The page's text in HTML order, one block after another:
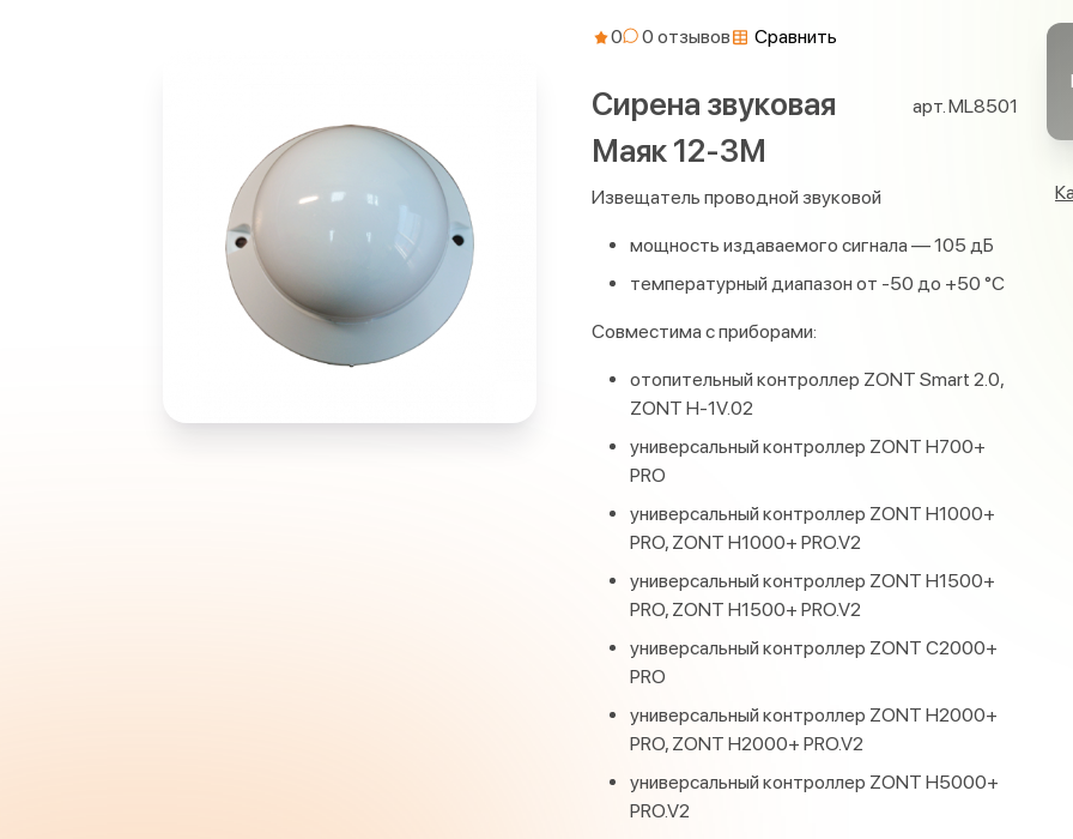
0 Сравнить
Сирена звуковая
Маяк 12-3М
арт. ML8501
Извещатель проводной звуковой
мощность издаваемого сигнала — 105 дБ
температурный диапазон от -50 до +50 °С
Совместима с приборами:
отопительный контроллер ZONT Smart 2.0,
ZONT H-1V.02
универсальный контроллер ZONT H700+
PRO
универсальный контроллер ZONT H1000+
PRO, ZONT H1000+ PRO.V2
универсальный контроллер ZONT H1500+
PRO, ZONT H1500+ PRO.V2
универсальный контроллер ZONT С2000+
PRO
универсальный контроллер ZONT H2000+
PRO, ZONT H2000+ PRO.V2
универсальный контроллер ZONT H5000+
PRO.V2